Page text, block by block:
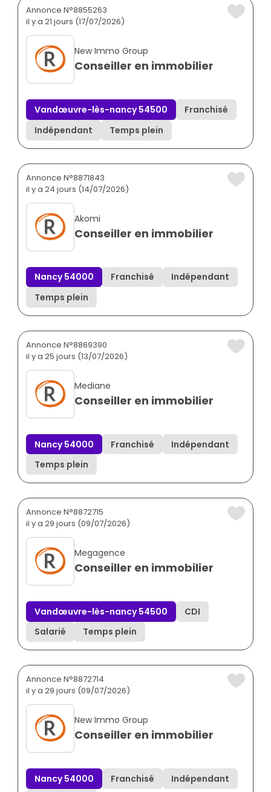
Annonce N°8855263
il y a 21 jours (17/07/2026)
New Immo Group
Conseiller en immobilier
Vandœuvre-lès-nancy 54500
Franchisé
Indépendant
Temps plein
Annonce N°8871843
il y a 24 jours (14/07/2026)
Akomi
Conseiller en immobilier
Nancy 54000 Franchisé
Indépendant
Temps plein
Annonce N°8869390
il y a 25 jours (13/07/2026)
Mediane
Conseiller en immobilier
Nancy 54000 Franchisé
Indépendant
Temps plein
Annonce N°8872715
il y a 29 jours (09/07/2026)
Megagence
Conseiller en immobilier
Vandœuvre-lès-nancy 54500
CDI
Salarié
Temps plein
Annonce N°8872714
il y a 29 jours (09/07/2026)
New Immo Group
Conseiller en immobilier
Nancy 54000 Franchisé
Indépendant